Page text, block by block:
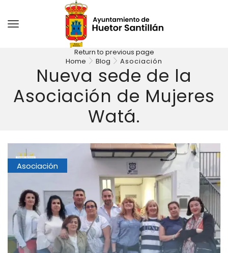
Return to previous page
Home
Blog Asociación
Nueva sede de la
Asociación de Mujeres
Watá.
Asociación